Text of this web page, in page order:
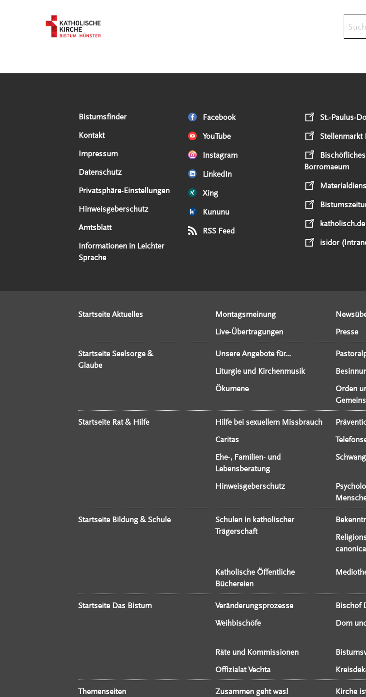
Serviceangebote
Bistumsfinder
Kontakt
Impressum
Datenschutz
Privatsphäre-Einstellungen
Hinweisgeberschutz
Amtsblatt
Informationen in Leichter
Sprache
Social Media Angebote Facebook
YouTube
Instagram
LinkedIn
Xing
Kununu
RSS Feed
Externe Links St.-Paulus-
Borromaeum
katholisch.de
isidor
Startseite Aktuelles Montagsmeinung
Live-Übertragungen
Presse
Startseite Seelsorge &
Glaube
Unsere Angebote für...
Liturgie und Kirchenmusik
Ökumene
Orden
Startseite Rat & Hilfe Hilfe bei sexuellem Missbrauch
Caritas
Ehe-, Familien- und
Lebensberatung
Hinweisgeberschutz
Startseite Bildung & Schule
Schulen in katholischer
Trägerschaft
canonica
Katholische Öffentliche
Büchereien
Startseite Das Bistum Veränderungsprozesse Bischof
Weihbischöfe
Dom
Räte und Kommissionen
Offizialat Vechta
Themenseiten Zusammen geht was! Kirche